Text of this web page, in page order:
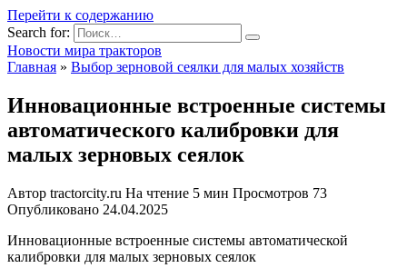
Перейти к содержанию
Search for:
Новости мира тракторов
Главная » Выбор зерновой сеялки для малых хозяйств
Инновационные встроенные системы
автоматического калибровки для
малых зерновых сеялок
Автор tractorcity.ru На чтение 5 мин Просмотров 73
Опубликовано 24.04.2025
Инновационные встроенные системы автоматической
калибровки для малых зерновых сеялок